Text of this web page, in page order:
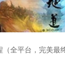
全平台，完美最终版